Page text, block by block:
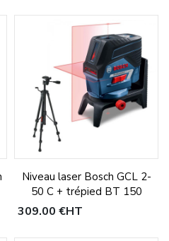
Niveau laser Bosch GCL 2-
50 C + trépied BT 150
309,00 €HT